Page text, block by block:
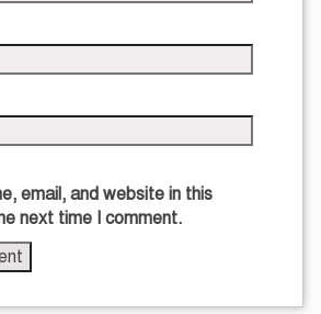
email, and website in this
next time I comment.